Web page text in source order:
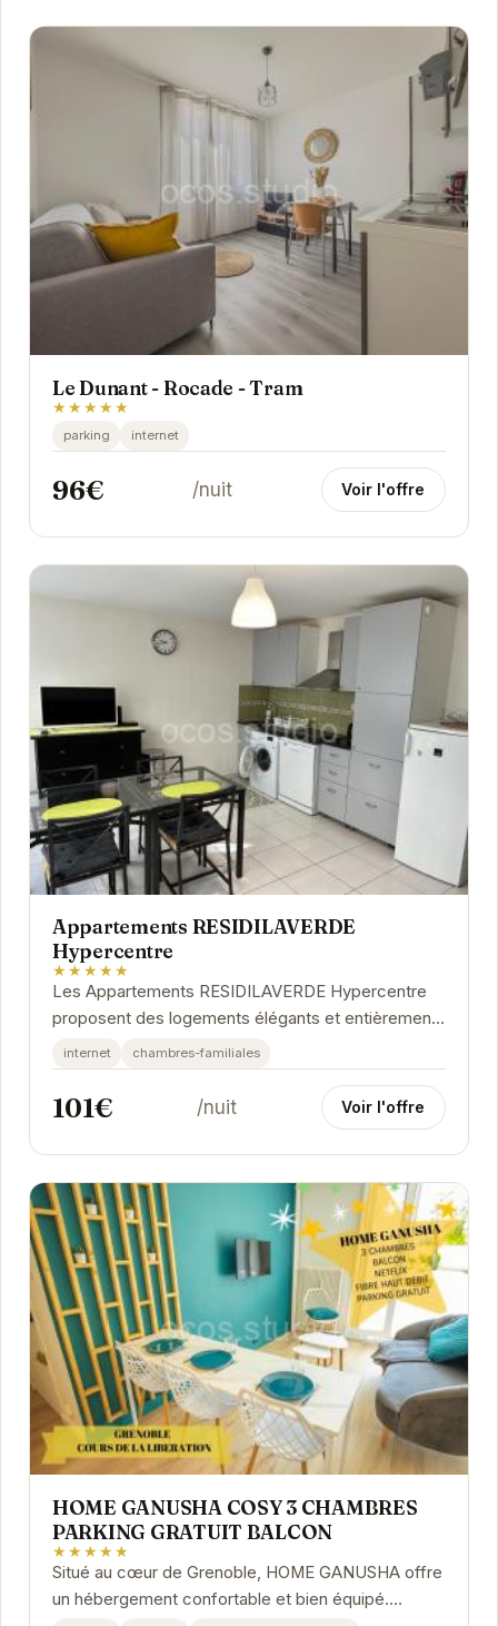
Le Dunant - Rocade - Tram
★★★★★
parking internet
96€ /nuit Voir l'offre
Appartements RESIDILAVERDE
Hypercentre
★★★★★
Les Appartements RESIDILAVERDE Hypercentre
proposent des logements élégants et entièrement
équipés au cœur de Grenoble. Idéalement situés,...
internet chambres-familiales
101€ /nuit Voir l'offre
HOME GANUSHA COSY 3 CHAMBRES
PARKING GRATUIT BALCON
★★★★★
Situé au cœur de Grenoble, HOME GANUSHA offre
un hébergement confortable et bien équipé.